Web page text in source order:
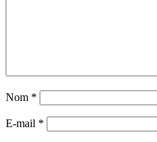
Nom *
E-mail *